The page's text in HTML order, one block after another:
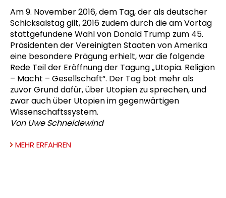
Am 9. November 2016, dem Tag, der als deutscher
Schicksalstag gilt, 2016 zudem durch die am Vortag
stattgefundene Wahl von Donald Trump zum 45.
Präsidenten der Vereinigten Staaten von Amerika
eine besondere Prägung erhielt, war die folgende
Rede Teil der Eröffnung der Tagung „Utopia. Religion
– Macht – Gesellschaft“. Der Tag bot mehr als
zuvor Grund dafür, über Utopien zu sprechen, und
zwar auch über Utopien im gegenwärtigen
Wissenschaftssystem.
Von Uwe Schneidewind
MEHR ERFAHREN